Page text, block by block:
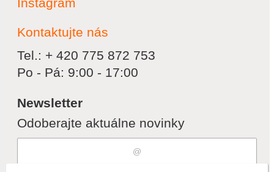
Kontaktujte nás
Tel.: + 420 775 872 753
Po - Pá: 9:00 - 17:00
Newsletter
Odoberajte aktuálne novinky